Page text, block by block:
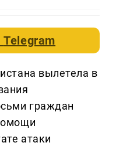
Telegram
вылетела в
граждан
атаки